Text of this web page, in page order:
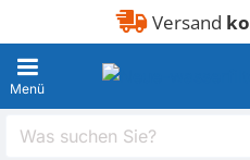
Versand
Was